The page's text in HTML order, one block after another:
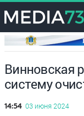
Винновская
систему
14:54 03 июня 2024